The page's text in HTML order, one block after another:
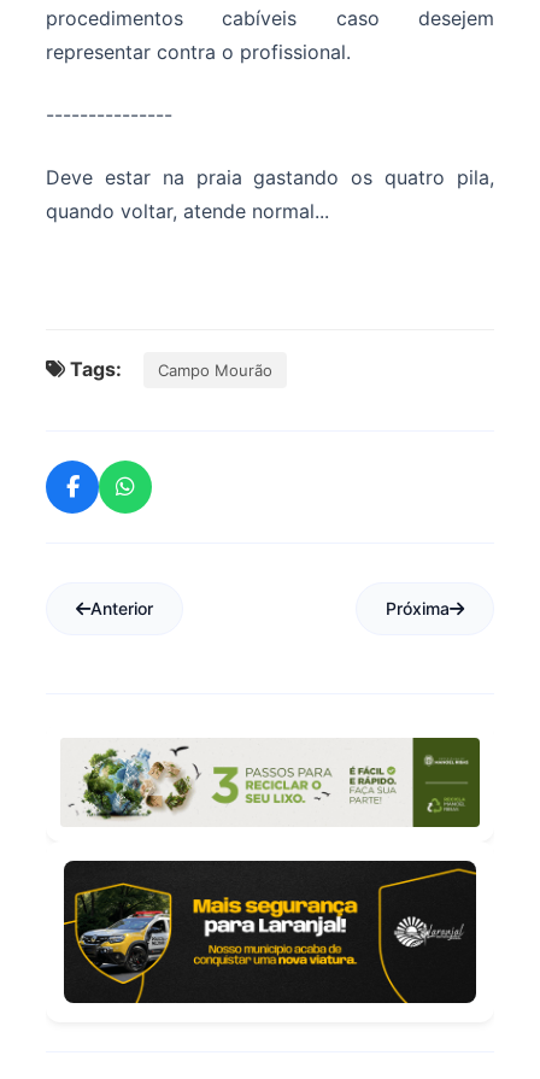
procedimentos cabíveis caso desejem
representar contra o profissional.
---------------
Deve estar na praia gastando os quatro pila,
quando voltar, atende normal...
Tags: Campo Mourão
Anterior Próxima